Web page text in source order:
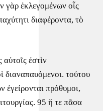
γὰρ ἐκλεγομένων οἷς
διαφέροντα, τὸ
ἐστὶν
διαναπαυόμενοι. τούτου
ἐγείρονται πρόθυμοι,
95 ἥ τε πᾶσα